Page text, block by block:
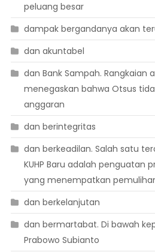
peluang besar
dampak bergandanya akan
dan akuntabel
dan Bank Sampah. Rangkaian
menegaskan bahwa Otsus
anggaran
dan berintegritas
dan berkeadilan. Salah satu
KUHP Baru adalah penguatan
yang menempatkan
dan berkelanjutan
dan bermartabat. Di bawah
Prabowo Subianto